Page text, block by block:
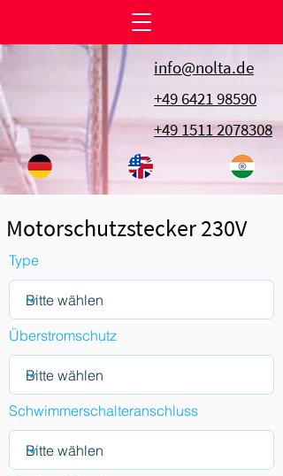
info@nolta.de
+49 6421 98590
+49 1511 2078308
Motorschutzstecker 230V
Type
Überstromschutz
Schwimmerschalteranschluss